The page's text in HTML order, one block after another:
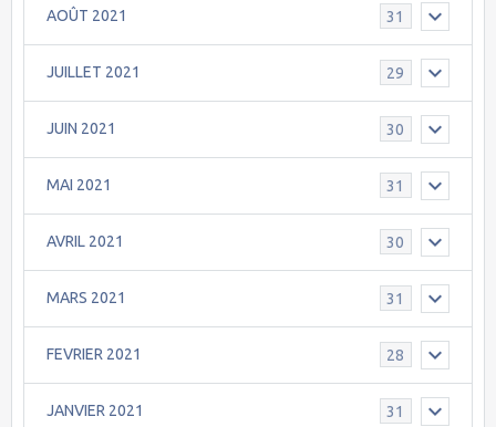
AOÛT 2021 31
JUILLET 2021 29
JUIN 2021 30
MAI 2021 31
AVRIL 2021 30
MARS 2021 31
FEVRIER 2021 28
JANVIER 2021 31